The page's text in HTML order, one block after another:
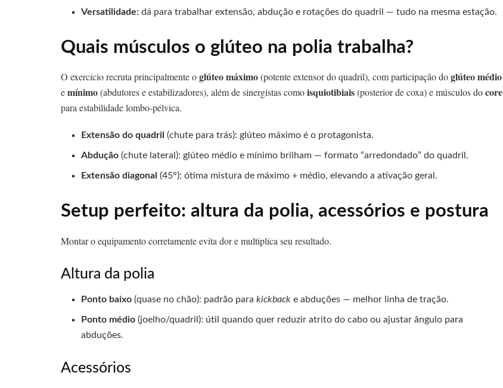
Versatilidade: dá para trabalhar extensão, abdução e rotações do quadril — tudo na mesma estação.
Quais músculos o glúteo na polia trabalha?
O exercício recruta principalmente oglúteo máximo(potente extensor do quadril), com participação doglúteo médio
emínimo(abdutores e estabilizadores), além de sinergistas comoisquiotibiais(posterior de coxa) e músculos docore
para estabilidade lombo-pélvica.
Extensão do quadril (chute para trás): glúteo máximo é o protagonista.
Abdução (chute lateral): glúteo médio e mínimo brilham — formato “arredondado” do quadril.
Extensão diagonal (45°): ótima mistura de máximo + médio, elevando a ativação geral.
Setup perfeito: altura da polia, acessórios e postura
Montar o equipamento corretamente evita dor e multiplica seu resultado.
Altura da polia
Ponto baixo (quase no chão): padrão parakickback e abduções — melhor linha de tração.
Ponto médio (joelho/quadril): útil quando quer reduzir atrito do cabo ou ajustar ângulo para
abduções.
Acessórios